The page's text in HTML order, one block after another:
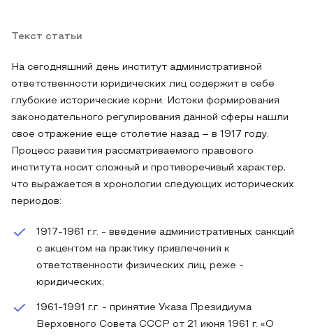
Текст статьи
На сегодняшний день институт административной
ответственности юридических лиц содержит в себе
глубокие исторические корни. Истоки формирования
законодательного регулирования данной сферы нашли
свое отражение еще столетие назад – в 1917 году.
Процесс развития рассматриваемого правового
института носит сложный и противоречивый характер,
что выражается в хронологии следующих исторических
периодов:
1917-1961 г.г. - введение административных санкций
с акцентом на практику привлечения к
ответственности физических лиц, реже -
юридических;
1961-1991 г.г. - принятие Указа Президиума
Верховного Совета СССР от 21 июня 1961 г. «О